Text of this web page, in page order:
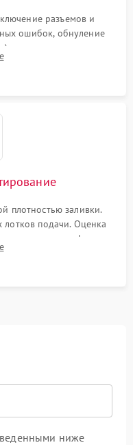
разъемов и
ошибок, обнуление
или узла переноса,
калибровка аппарата.
плотностью заливки.
лотков подачи. Оценка
отсутствие дефектов
устройства.
ниже